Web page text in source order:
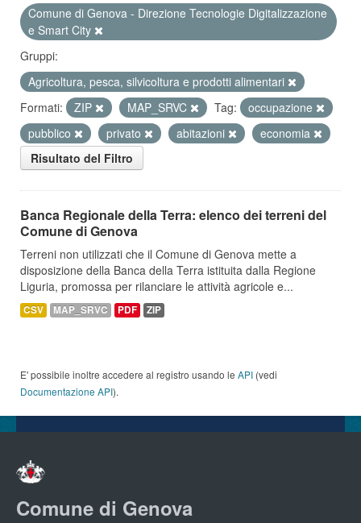
Comune di Genova - Direzione Tecnologie Digitalizzazione
e Smart City
Gruppi:
Agricoltura, pesca, silvicoltura e prodotti alimentari
Formati:
ZIP MAP_SRVC Tag:
occupazione
pubblico
privato abitazioni
economia
Risultato del Filtro
Banca Regionale della Terra: elenco dei terreni del
Comune di Genova
Terreni non utilizzati che il Comune di Genova mette a
disposizione della Banca della Terra istituita dalla Regione
Liguria, promossa per rilanciare le attività agricole e...
CSV MAP_SRVC PDF ZIP
E' possibile inoltre accedere al registro usando le API (vedi
Documentazione API).
Comune di Genova